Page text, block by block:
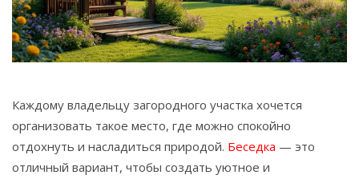
Связаться
© 2026. Все права защищены.
Каждому владельцу загородного участка хочется
организовать такое место, где можно спокойно
отдохнуть и насладиться природой. Беседка — это
отличный вариант, чтобы создать уютное и